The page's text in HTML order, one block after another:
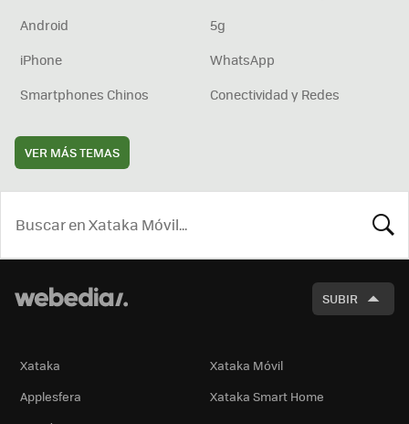
Android
5g
iPhone
WhatsApp
Smartphones Chinos
Conectividad y Redes
VER MÁS TEMAS
SUBIR
Xataka
Xataka Móvil
Applesfera
Xataka Smart Home